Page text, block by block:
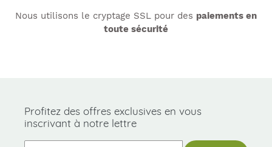
Nous utilisons le cryptage SSL pour des paiements en
toute sécurité
Profitez des offres exclusives en vous
inscrivant à notre lettre